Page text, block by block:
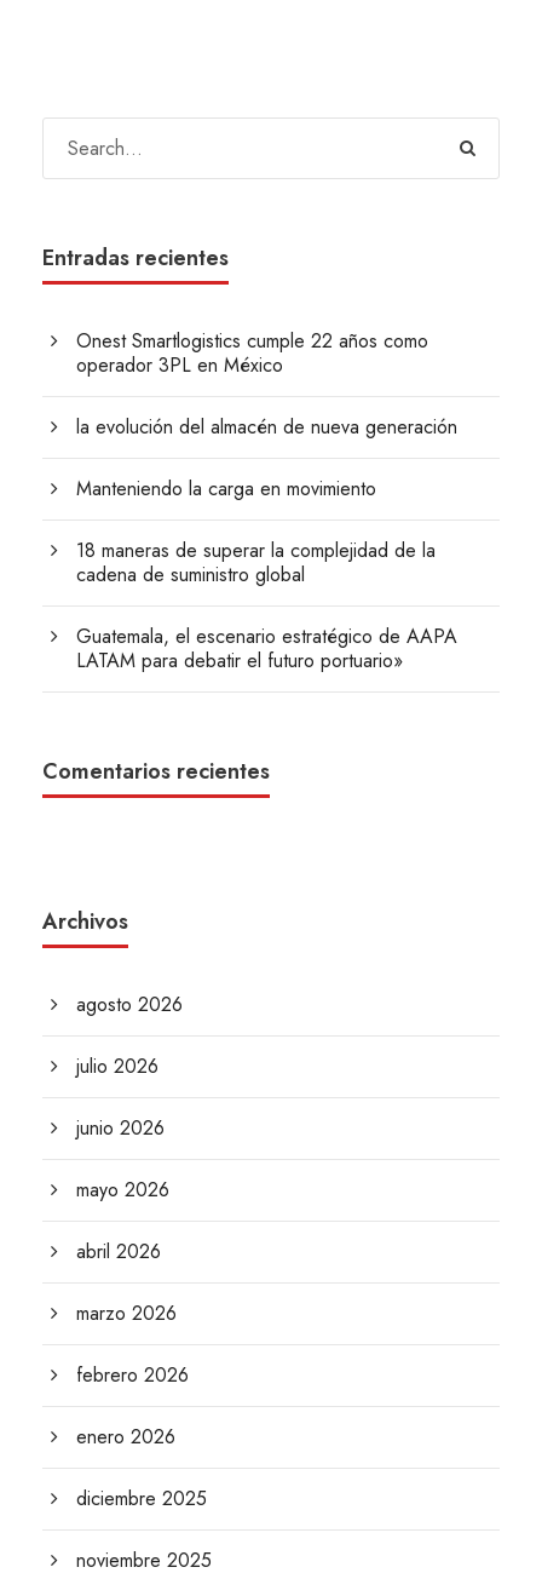
Entradas recientes
Onest Smartlogistics cumple 22 años como
operador 3PL en México
la evolución del almacén de nueva generación
Manteniendo la carga en movimiento
18 maneras de superar la complejidad de la
cadena de suministro global
Guatemala, el escenario estratégico de AAPA
LATAM para debatir el futuro portuario»
Comentarios recientes
Archivos
agosto 2026
julio 2026
junio 2026
mayo 2026
abril 2026
marzo 2026
febrero 2026
enero 2026
diciembre 2025
noviembre 2025